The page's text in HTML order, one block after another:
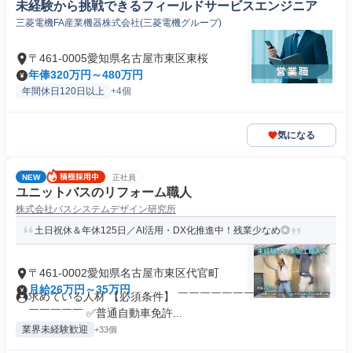
未経験から挑戦できるフィールドサービスエンジニア
三菱電機FA産業機器株式会社(三菱電機グループ)
〒461-0005愛知県名古屋市東区東桜
年俸320万円～480万円
年間休日120日以上 +4個
気になる
NEW 正社員
ユニットバスのリフォーム職人
株式会社バスシステムデザイン研究所
土日祝休＆年休125日／AI活用・DX化推進中！残業少なめ◎
〒461-0002愛知県名古屋市東区代官町
月給26万円～35万円
求めている人材 【必須条件】 ￣￣￣￣￣￣￣￣￣￣￣￣￣￣
￣￣￣￣￣ ✅普通自動車免許...
業界未経験歓迎 +33個